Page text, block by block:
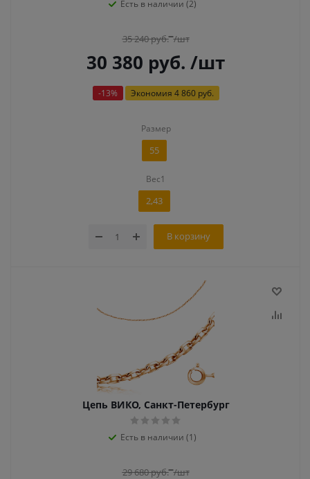
Есть в наличии (2)
35 240руб. /шт
30 380 руб. /шт
-13% Экономия 4 860 руб.
Размер
55
Вес1
2,43
В корзину
Цепь ВИКО, Санкт-Петербург
Есть в наличии (1)
29 680руб. /шт